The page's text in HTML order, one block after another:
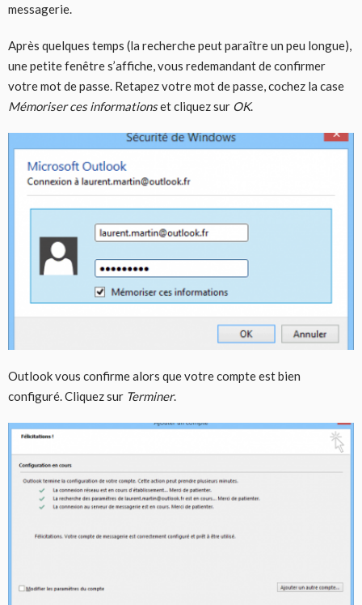
messagerie.
Après quelques temps (la recherche peut paraître un peu longue),
une petite fenêtre s’affiche, vous redemandant de confirmer
votre mot de passe. Retapez votre mot de passe, cochez la case
Mémoriser ces informationset cliquez sur OK.
Outlook vous confirme alors que votre compte est bien
configuré. Cliquez sur Terminer.